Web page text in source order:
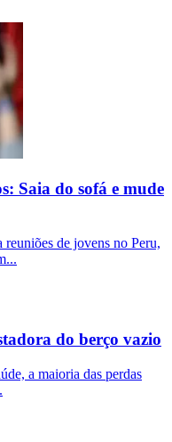
Saia do sofá e mude
reuniões de jovens no Peru,
do berço vazio
a maioria das perdas